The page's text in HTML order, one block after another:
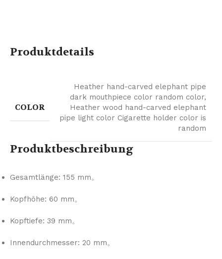
Produktdetails
COLOR
Heather hand-carved elephant pipe
dark mouthpiece color random color,
Heather wood hand-carved elephant
pipe light color Cigarette holder color is
random
Produktbeschreibung
Gesamtlänge: 155 mm。
Kopfhöhe: 60 mm。
Kopftiefe: 39 mm。
Innendurchmesser: 20 mm。